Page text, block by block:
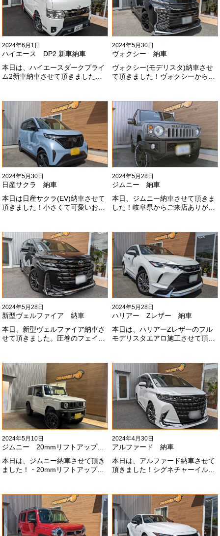
2024年6月1日
ハイエース DP2 新車納車
本日は、ハイエースダークプライ
ム2新車納車させて頂きました！
ました#x1f60a;
2024年5月30日
ヴォクシー 納車
ヴォクシー(モデリスタ)納車させ
て頂きました！ヴォクシーからヴ
利用頂きありがとうございます
#x1f60a;
2024年5月30日
日産サクラ 納車
本日は日産サクラ(EV)納車させて
頂きました！小さくて可愛いお車
#x1f60a;#x1f60a;M様ありがとう
ございました#x1f60a;
2024年5月28日
ジムニー 納車
本日、ジムニー納車させて頂きま
した！岐阜県からご来店ありがと
ープンカントリー、ホイールと、
可愛い仕様になりました！これか
らもよろしくお願いします
#x1f647;#x200d;#x2640;#xfe0f;
2024年5月28日
新型ヴェルファイア 納車
本日、新型ヴェルファイア納車さ
せて頂きました。圧巻のフェイス
なりました！いつも本当にありが
とうございます#x1f60a;
2024年5月28日
ハリアー Zレザー 納車
本日は、ハリアーZレザーのフル
モデリスタエアロ施工させて頂き
全然、思い通りエアロが入ってき
ませんね。。今後とも宜しくお願
いします！
2024年5月10日
ジムニー 20mmリフトアップ納車
本日は、ジムニー納車させて頂き
ました！・20mmリフトアップ・
させて頂きました！！弊社で、短
期間に何台もご注文ありがどうご
ざいます！！これからもよろしく
お願いします
#x1f647;#x200d;#x2640;#xfe0f;
2024年4月30日
アルファード 納車
本日は、アルファード納車させて
頂きました！シグネチャーイル
よろしくお願いします
#x1f647;#x200d;#x2640;#xfe0f;